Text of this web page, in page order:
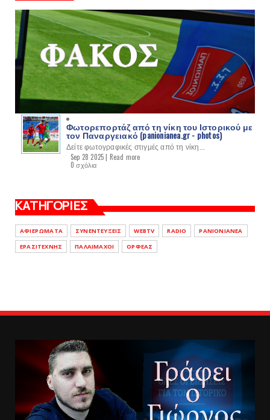
Φωτορεπορτάζ από τη νίκη του Ιστορικού με
τον Παναργειακό (panionianea.gr - photos)
Δείτε φωτογραφικές στιγμές από τη νίκη...
Sep 28 2025 | Read more
0 σχόλια
ΚΑΤΗΓΟΡΙΕΣ
ΑΦΙΕΡΩΜΑΤΑ ΣΥΝΕΝΤΕΥΞΕΙΣ WEBTV RADIO
PANIONIANEA
ΕΡΑΣΙΤΕΧΝΗΣ
ΠΑΛΑΙΜΑΧΟΙ ΟΡΦΕΑΣ